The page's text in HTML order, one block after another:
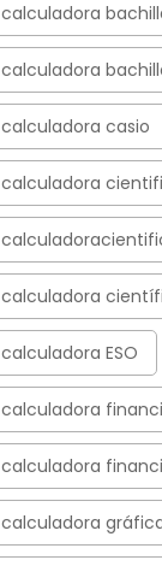
calculadora
calculadora
calculadora casio
calculadora
calculadora
calculadora ESO
calculadora
calculadora
calculadora